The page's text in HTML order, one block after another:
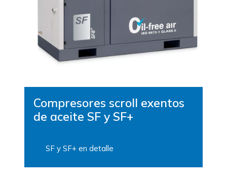
Compresores scroll exentos
de aceite SF y SF+
SF y SF+ en detalle